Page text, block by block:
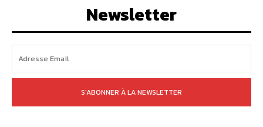
Newsletter
S'ABONNER À LA NEWSLETTER